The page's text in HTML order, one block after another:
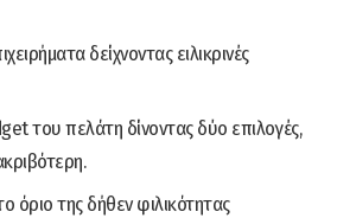
δείχνοντας ειλικρινές
του πελάτη δίνοντας δύο επιλογές,
όριο της δήθεν φιλικότητας